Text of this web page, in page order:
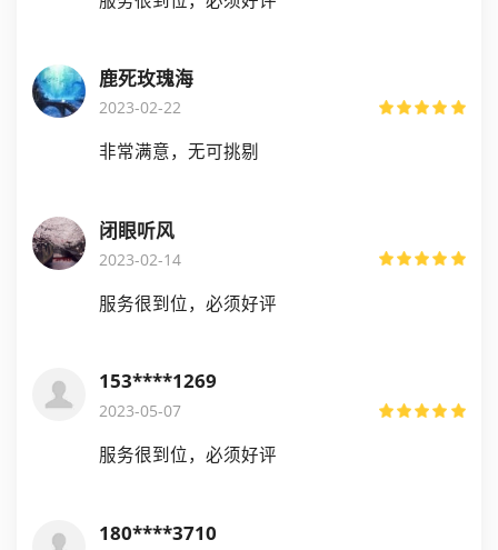
鹿死玫瑰海
2023-02-22
非常满意，无可挑剔
闭眼听风
2023-02-14
服务很到位，必须好评
153****1269
2023-05-07
服务很到位，必须好评
180****3710